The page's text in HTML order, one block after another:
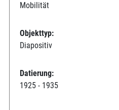
Mobilität
Objekttyp:
Diapositiv
Datierung:
1925 - 1935